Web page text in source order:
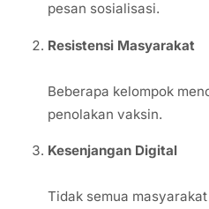
pesan sosialisasi.
Resistensi Masyarakat
Beberapa kelompok
penolakan vaksin.
Kesenjangan Digital
Tidak semua